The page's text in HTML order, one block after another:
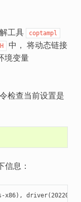
工具 coptampl
中， 将动态链接
境变量
检查当前设置是
信息：
x86),